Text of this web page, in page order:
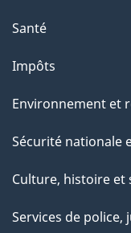
Santé
Impôts
Environnement et
Sécurité nationale
Culture, histoire et
Services de police,